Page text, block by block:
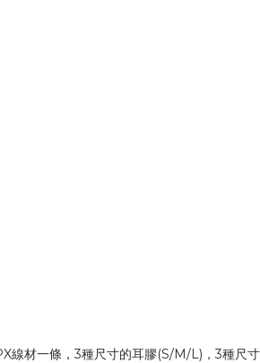
線材一條，3種尺寸的耳膠(S/M/L)，3種尺